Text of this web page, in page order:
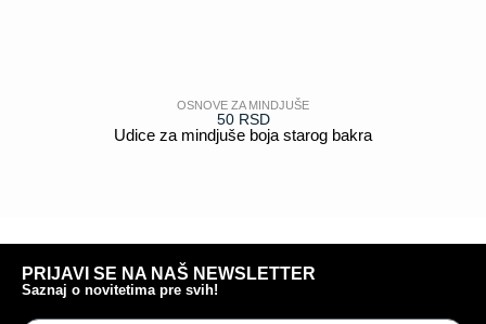
OSNOVE ZA MINDJUŠE
50 RSD
Udice za mindjuše boja starog bakra
PRIJAVI SE NA NAŠ NEWSLETTER
Saznaj o novitetima pre svih!